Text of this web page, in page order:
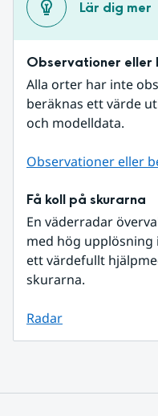
Lär dig mer
Observationer eller
Alla orter har inte
beräknas ett värde
och modelldata.
Observationer eller
Få koll på skurarna
En väderradar
med hög upplösning
ett värdefullt
skurarna.
Radar